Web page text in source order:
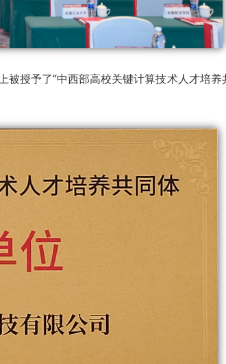
被授予了“中西部高校关键计算技术人才培养